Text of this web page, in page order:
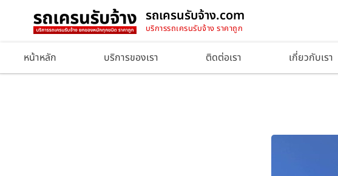
รถเครนรับจ้าง.com
บริการรถเครนรับจ้าง ราคาถูก
หน้าหลัก บริการของเรา ติดต่อเรา เกี่ยวกับเรา